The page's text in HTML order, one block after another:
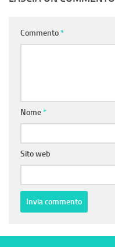
Commento*
Nome*
Sito web